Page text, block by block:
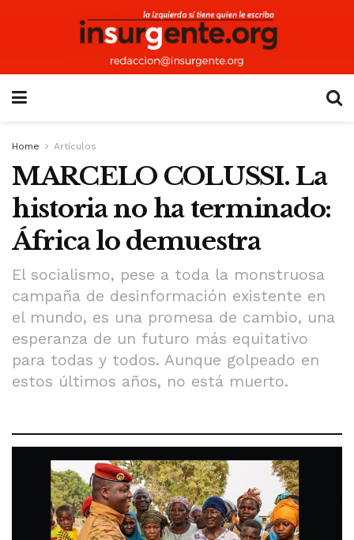
Home Artículos
MARCELO COLUSSI. La
historia no ha terminado:
África lo demuestra
El socialismo, pese a toda la monstruosa
campaña de desinformación existente en
el mundo, es una promesa de cambio, una
esperanza de un futuro más equitativo
para todas y todos. Aunque golpeado en
estos últimos años, no está muerto.